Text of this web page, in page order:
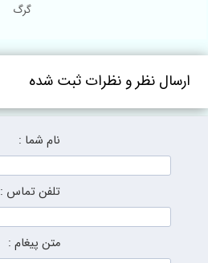
گرگ
ارسال نظر و نظرات ثبت شده
نام شما :
تلفن تماس :
متن پیغام :